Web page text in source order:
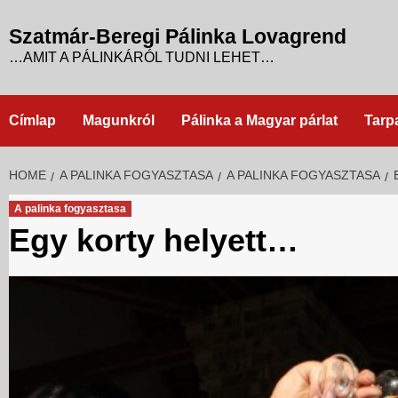
to
content
Szatmár-Beregi Pálinka Lovagrend
…AMIT A PÁLINKÁRÓL TUDNI LEHET…
Címlap Magunkról Pálinka a Magyar párlat
HOME A PALINKA FOGYASZTASA A PALINKA FOGYASZTASA
A palinka fogyasztasa
Egy korty helyett…